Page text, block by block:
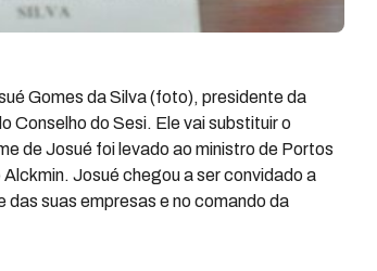
Gomes da Silva (foto), presidente da
Conselho do Sesi. Ele vai substituir o
de Josué foi levado ao ministro de Portos
Josué chegou a ser convidado a
suas empresas e no comando da